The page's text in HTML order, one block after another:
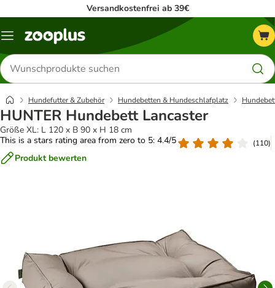
Versandkostenfrei ab 39€
Menü
Produkte
suchen
Hundefutter & Zubehör Hundebetten & Hundeschlafplatz
HUNTER Hundebett Lancaster
Größe XL: L 120 x B 90 x H 18 cm
This is a stars rating area from zero to 5: 4.4/5
(110)
Produkt bewerten